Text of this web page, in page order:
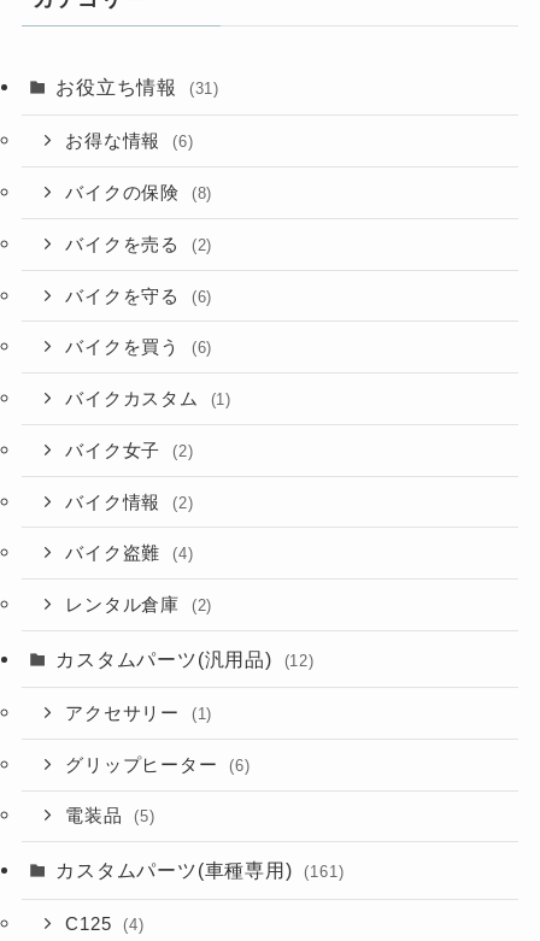
お役立ち情報 (31)
お得な情報 (6)
バイクの保険 (8)
バイクを売る (2)
バイクを守る (6)
バイクを買う (6)
バイクカスタム (1)
バイク女子 (2)
バイク情報 (2)
バイク盗難 (4)
レンタル倉庫 (2)
カスタムパーツ(汎用品) (12)
アクセサリー (1)
グリップヒーター (6)
電装品 (5)
カスタムパーツ(車種専用) (161)
C125 (4)